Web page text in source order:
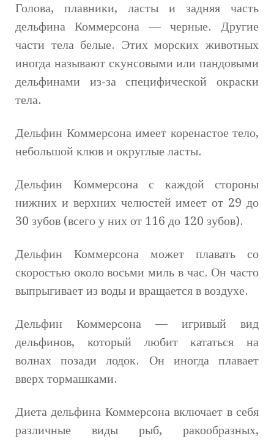
Голова, плавники, ласты и задняя часть
дельфина Коммерсона — черные. Другие
части тела белые. Этих морских животных
иногда называют скунсовыми или пандовыми
дельфинами из-за специфической окраски
тела.
Дельфин Коммерсона имеет коренастое тело,
небольшой клюв и округлые ласты.
Дельфин Коммерсона с каждой стороны
нижних и верхних челюстей имеет от 29 до
30 зубов (всего у них от 116 до 120 зубов).
Дельфин Коммерсона может плавать со
скоростью около восьми миль в час. Он часто
выпрыгивает из воды и вращается в воздухе.
Дельфин Коммерсона — игривый вид
дельфинов, который любит кататься на
волнах позади лодок. Он иногда плавает
вверх тормашками.
Диета дельфина Коммерсона включает в себя
различные виды рыб, ракообразных,